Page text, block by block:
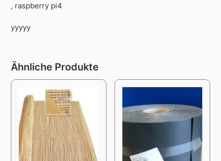
, raspberry pi4
yyyyy
Ähnliche Produkte